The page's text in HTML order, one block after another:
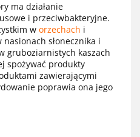
ma działanie
i przeciwbakteryjne.
w orzechach i
słonecznika i
gruboziarnistych kaszach
spożywać produkty
zawierającymi
poprawia ona jego